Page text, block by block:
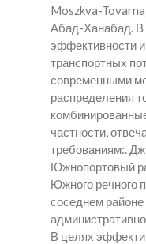
Moszkva-
Абад-Ханабад. В
эффективности
транспортных
современными
распределения
частности,
требованиям:.
Южнопортовый
Южного речного
соседнем
В целях